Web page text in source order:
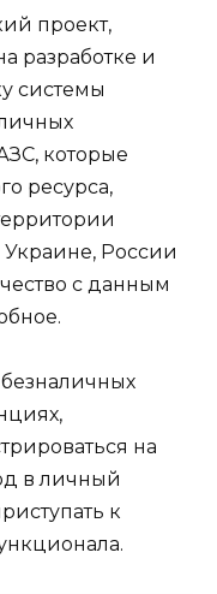
проект,
разработке и
системы
которые
ресурса,
России
с данным
безналичных
на
в личный
к